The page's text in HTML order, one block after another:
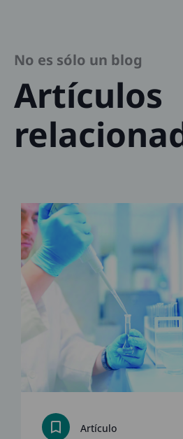
No es sólo un blog
Artículos
Artículo